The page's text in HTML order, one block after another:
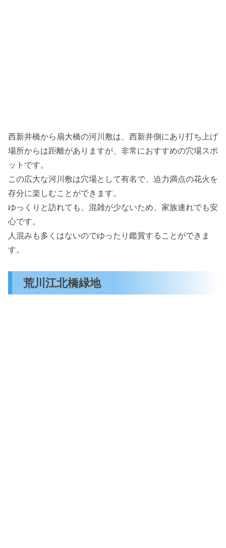
西新井橋から扇大橋の河川敷は、西新井側にあり打ち上げ
場所からは距離がありますが、非常におすすめの穴場スポ
ットです。
この広大な河川敷は穴場として有名で、迫力満点の花火を
存分に楽しむことができます。
ゆっくりと訪れても、混雑が少ないため、家族連れでも安
心です。
人混みも多くはないのでゆったり鑑賞することができま
す。
荒川江北橋緑地